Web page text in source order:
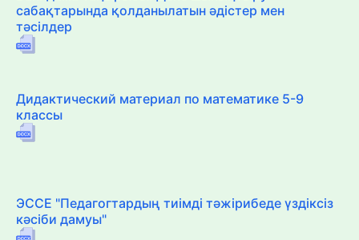
сабақтарында қолданылатын әдістер мен
тәсілдер
Дидактический материал по математике 5-9
классы
ЭССЕ "Педагогтардың тиімді тәжірибеде үздіксіз
кәсіби дамуы"